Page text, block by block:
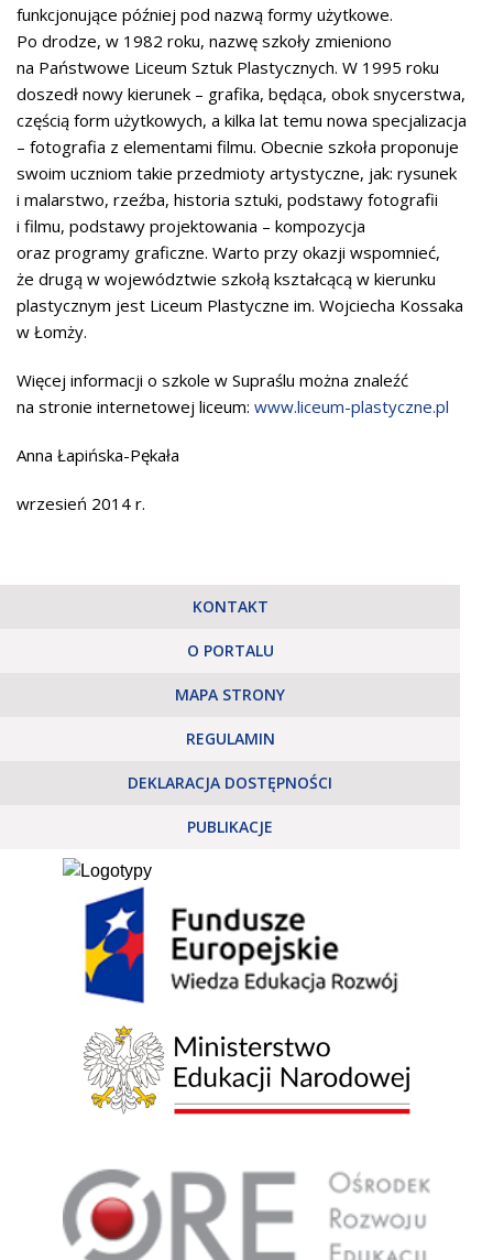
funkcjonujące później pod nazwą formy użytkowe.
Po drodze, w 1982 roku, nazwę szkoły zmieniono
na Państwowe Liceum Sztuk Plastycznych. W 1995 roku
doszedł nowy kierunek – grafika, będąca, obok snycerstwa,
częścią form użytkowych, a kilka lat temu nowa specjalizacja
– fotografia z elementami filmu. Obecnie szkoła proponuje
swoim uczniom takie przedmioty artystyczne, jak: rysunek
i malarstwo, rzeźba, historia sztuki, podstawy fotografii
i filmu, podstawy projektowania – kompozycja
oraz programy graficzne. Warto przy okazji wspomnieć,
że drugą w województwie szkołą kształcącą w kierunku
plastycznym jest Liceum Plastyczne im. Wojciecha Kossaka
w Łomży.
Więcej informacji o szkole w Supraślu można znaleźć
na stronie internetowej liceum: www.liceum-plastyczne.pl
Anna Łapińska-Pękała
wrzesień 2014 r.
KONTAKT
O PORTALU
MAPA STRONY
REGULAMIN
DEKLARACJA DOSTĘPNOŚCI
PUBLIKACJE